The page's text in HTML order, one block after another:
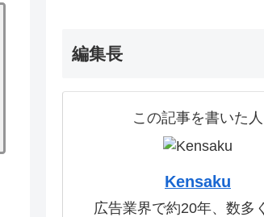
編集長
この記事を書いた人
Kensaku
広告業界で約20年、数多